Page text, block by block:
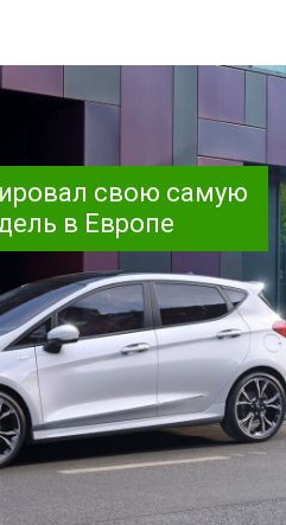
свою самую
в Европе